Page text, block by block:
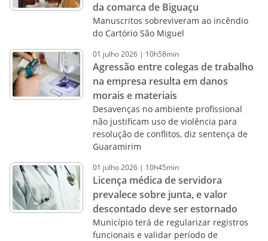
da comarca de Biguaçu
Manuscritos sobreviveram ao incêndio
do Cartório São Miguel
01 julho2026 | 10h58min
Agressão entre colegas de trabalho
na empresa resulta em danos
morais e materiais
Desavenças no ambiente profissional
não justificam uso de violência para
resolução de conflitos, diz sentença de
Guaramirim
01 julho2026 | 10h45min
Licença médica de servidora
prevalece sobre junta, e valor
descontado deve ser estornado
Município terá de regularizar registros
funcionais e validar período de